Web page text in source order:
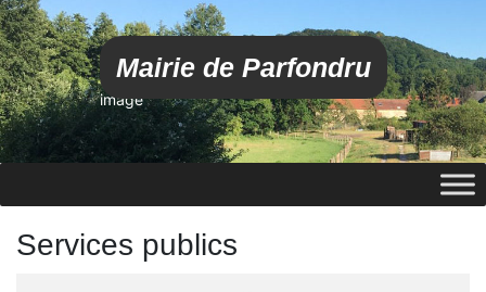
Mairie de Parfondru
image
Services publics